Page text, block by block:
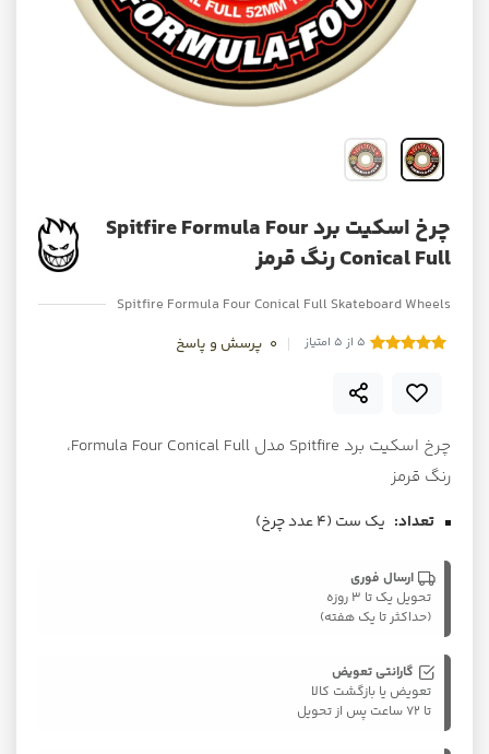
چرخ اسکیت برد Spitfire Formula Four
Conical Full رنگ قرمز
Spitfire Formula Four Conical Full Skateboard Wheels
5 از 5 امتیاز 0 پرسش و پاسخ
چرخ اسکیت برد Spitfire مدل Formula Four Conical Full،
رنگ قرمز
تعداد: یک ست (۴ عدد چرخ)
ارسال فوری
تحویل یک تا ۳ روزه
(حداکثر تا یک هفته)
گارانتی تعویض
تعویض یا بازگشت کالا
تا ۷۲ ساعت پس از تحویل